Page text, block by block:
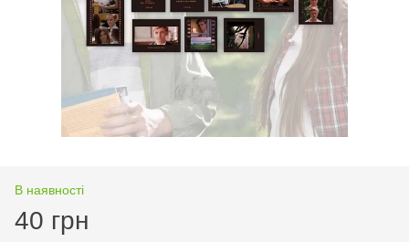
В наявності
40 грн